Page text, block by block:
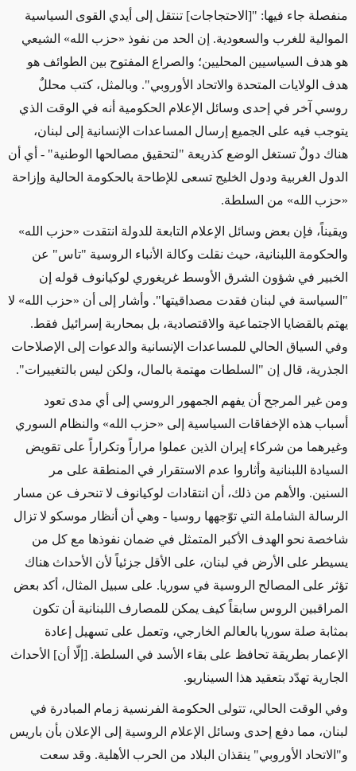
منفصلة جاء فيها: "[الاحتجاجات] تنتقل إلى أيدي القوى السياسية
الموالية للغرب والسعودية. إن الحد من نفوذ «حزب الله» الشيعي
هو هدف السياسيين المحليين؛ والصراع المفتوح بين الطوائف هو
هدف الولايات المتحدة والاتحاد الأوروبي". وبالمثل، كتب محللٌ
روسي آخر في إحدى وسائل الإعلام الحكومية أنه في الوقت الذي
يتوجب فيه على الجميع إرسال المساعدات الإنسانية إلى لبنان،
هناك دولٌ تستغل الوضع كذريعة "لتحقيق مصالحها الوطنية" - أي أن
الدول الغربية ودول الخليج تسعى للإطاحة بالحكومة الحالية وإزاحة
«حزب الله» من السلطة.
ويقيناً، فإن بعض وسائل الإعلام التابعة للدولة انتقدت «حزب الله»
والحكومة اللبنانية، حيث نقلت وكالة الأنباء الروسية "تاس" عن
الخبير في شؤون الشرق الأوسط غريغوري لوكيانوف قوله إن
"السياسة في لبنان فقدت مصداقيتها". وأشار إلى أن «حزب الله» لا
يهتم بالقضايا الاجتماعية والاقتصادية، بل بمحاربة إسرائيل فقط.
وفي السياق الحالي للمساعدات الإنسانية والدعوات إلى الإصلاحات
الجذرية، قال إن "السلطات مهتمة بالمال، ولكن ليس بالتغييرات".
ومن غير المرجح أن يفهم الجمهور الروسي إلى أي مدى تعود
أسباب هذه الإخفاقات السياسية إلى «حزب الله» والنظام السوري
وغيرهما من شركاء إيران الذين عملوا مراراً وتكراراً على تقويض
السيادة اللبنانية وأثاروا عدم الاستقرار في المنطقة على مر
السنين. والأهم من ذلك، أن انتقادات لوكيانوف لا تنحرف عن مسار
الرسالة الشاملة التي توّجهها روسيا - وهي أن أنظار موسكو لا تزال
شاخصة نحو الهدف الأكبر المتمثل في ضمان نفوذها مع كل من
يسيطر على الأرض في لبنان، على الأقل جزئياً لأن الأحداث هناك
تؤثر على المصالح الروسية في سوريا. على سبيل المثال، أكد بعض
المراقبين الروس سابقاً كيف يمكن للمصارف اللبنانية أن تكون
بمثابة صلة سوريا بالعالم الخارجي، وتعمل على تسهيل إعادة
الإعمار بطريقة تحافظ على بقاء الأسد في السلطة. [إلّا أن] الأحداث
الجارية تهدّد بتعقيد هذا السيناريو.
وفي الوقت الحالي، تتولى الحكومة الفرنسية زمام المبادرة في
لبنان، مما دفع إحدى وسائل الإعلام الروسية إلى الإعلان بأن باريس
و"الاتحاد الأوروبي" ينقذان البلاد من الحرب الأهلية. وقد سعت